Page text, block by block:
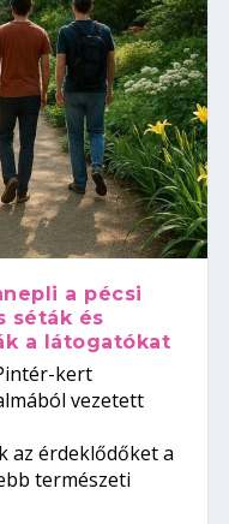
a pécsi
séták és
a látogatókat
kert
vezetett
az érdeklődőket a
természeti